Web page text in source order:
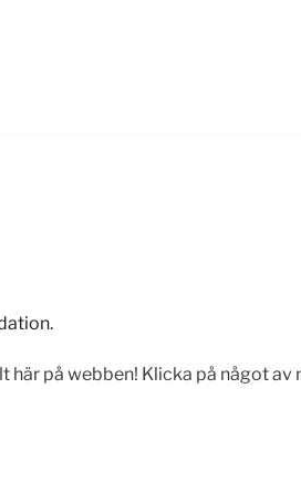
här på webben! Klicka på något av